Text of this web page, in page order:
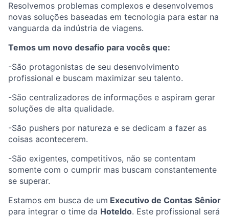
Resolvemos problemas complexos e desenvolvemos
novas soluções baseadas em tecnologia para estar na
vanguarda da indústria de viagens.
Temos um novo desafio para vocês que:
-São protagonistas de seu desenvolvimento
profissional e buscam maximizar seu talento.
-São centralizadores de informações e aspiram gerar
soluções de alta qualidade.
-São pushers por natureza e se dedicam a fazer as
coisas acontecerem.
-São exigentes, competitivos, não se contentam
somente com o cumprir mas buscam constantemente
se superar.
Estamos em busca de um Executivo de Contas Sênior
para integrar o time da Hoteldo. Este profissional será